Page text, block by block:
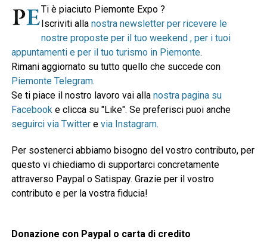
Ti è piaciuto Piemonte Expo ?
Iscriviti alla nostra newsletter per ricevere le
nostre proposte per il tuo weekend , per i tuoi
appuntamenti e per il tuo turismo in Piemonte.
Rimani aggiornato su tutto quello che succede con
Piemonte Telegram.
Se ti piace il nostro lavoro vai alla nostra pagina su
Facebooke clicca su "Like". Se preferisci puoi anche
seguirci via Twittere via Instagram.
Per sostenerci abbiamo bisogno del vostro contributo, per
questo vi chiediamo di supportarci concretamente
attraverso Paypal o Satispay. Grazie per il vostro
contributo e per la vostra fiducia!
Donazione con Paypal o carta di credito